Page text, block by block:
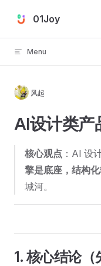
Skip to content
01Joy
Menu
风起
AI设计类产
核心观点 ：AI 设
擎是底座，结构
城河。
1. 核心结论（